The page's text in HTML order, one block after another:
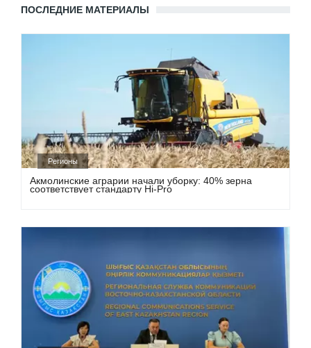
ПОСЛЕДНИЕ МАТЕРИАЛЫ
Регионы
Акмолинские аграрии начали уборку: 40% зерна
соответствует стандарту Hi-Pro